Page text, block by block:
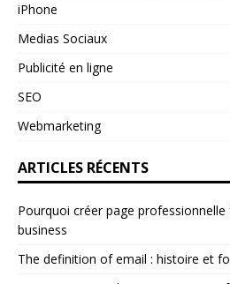
iPhone
Medias Sociaux
Publicité en ligne
SEO
Webmarketing
ARTICLES RÉCENTS
Pourquoi créer page
business
The definition of email : histoire et